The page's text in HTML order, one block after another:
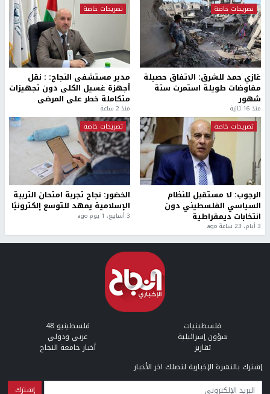
تصريحات خاصة
غازي حمد للشرق: الاتفاق حصيلة
مفاوضات طويلة استمرت ستة
شهور
منذ 16 ثانية
تصريحات خاصة
مدير مستشفى النجاح: : نقل
أجهزة غسيل الكلى دون تجهيزات
متكاملة خطر على المرضى
منذ 2 ساعة
تصريحات خاصة
الرجوب: لا مستقبل للنظام
السياسي الفلسطيني دون
انتخابات ديمقراطية
3 أيام، 23 ساعة ago
تصريحات خاصة
الخضور: نجاح تجربة امتحان التربية
الإسلامية يمهد للتوسع إلكترونيًا
3 أسابيع، 1 يوم ago
فلسطينيات فلسطينيو 48
شؤون إسرائيلية عربي ودولي
تقارير
أخبار جامعة النجاح
إشترك بالنشرة الإخبارية لتصلك اخر الأخبار
البريد الإلكتروني